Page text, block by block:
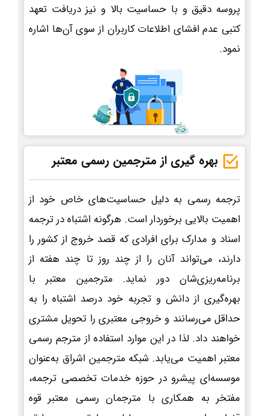
پروسه دقیق و با حساسیت بالا و نیز دریافت تعهد
کتبی عدم افشای اطلاعات کاربران از سوی آن‌ها اشاره
نمود.
بهره گیری از مترجمین رسمی معتبر
ترجمه رسمی به دلیل حساسیت‌های خاص خود از
اهمیت بالایی برخوردار است. هرگونه اشتباه در ترجمه
اسناد و مدارک برای افرادی که قصد خروج از کشور را
دارند، می‌تواند آنان را از چند روز تا چند هفته از
برنامه‌ریزی‌شان دور نماید. مترجمین معتبر با
بهره‌گیری از دانش و تجربه خود درصد اشتباه را به
حداقل می‌رسانند و خروجی معتبری را تحویل مشتری
خواهند داد. لذا در این موارد استفاده از مترجم رسمی
معتبر اهمیت می‌یابد. شبکه مترجمین اشراق به‌عنوان
موسسه‌ای پیشرو در حوزه خدمات تخصصی ترجمه،
مفتخر به همکاری با مترجمان رسمی معتبر قوه